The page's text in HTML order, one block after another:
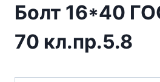
Болт 16*40
70 кл.пр.5.8